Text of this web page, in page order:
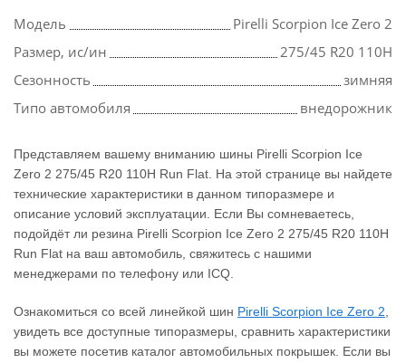
Модель
Pirelli Scorpion Ice Zero 2
Размер, ис/ин
275/45 R20 110H
Сезонность
зимняя
Типо автомобиля
внедорожник
Представляем вашему вниманию шины Pirelli Scorpion Ice
Zero 2 275/45 R20 110H Run Flat. На этой странице вы найдете
технические характеристики в данном типоразмере и
описание условий эксплуатации. Если Вы сомневаетесь,
подойдёт ли резина Pirelli Scorpion Ice Zero 2 275/45 R20 110H
Run Flat на ваш автомобиль, свяжитесь с нашими
менеджерами по телефону или ICQ.
Ознакомиться со всей линейкой шин Pirelli Scorpion Ice Zero 2,
увидеть все доступные типоразмеры, сравнить характеристики
вы можете посетив каталог автомобильных покрышек. Если вы